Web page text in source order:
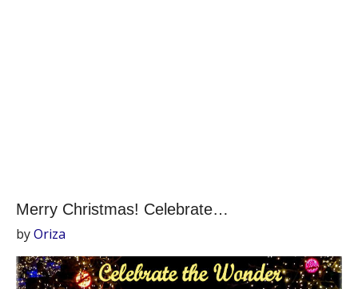
Merry Christmas! Celebrate…
byOriza